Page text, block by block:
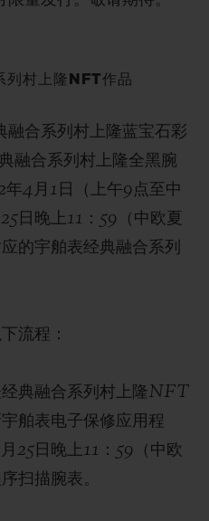
列村上隆NFT作品
融合系列村上隆蓝宝石彩
融合系列村上隆全黑腕
4月1日（上午9点至中
日晚上11：59（中欧夏
的宇舶表经典融合系列
流程：
典融合系列村上隆NFT
舶表电子保修应用程
25日晚上11：59（中欧
扫描腕表。